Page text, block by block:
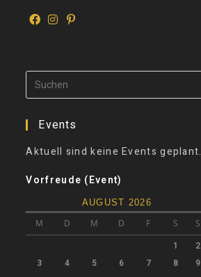
Events
Aktuell sind keine Events geplant.
Vorfreude (Event)
AUGUST 2026
M D M D F S S
1
2
3
4 5 6 7 8
9